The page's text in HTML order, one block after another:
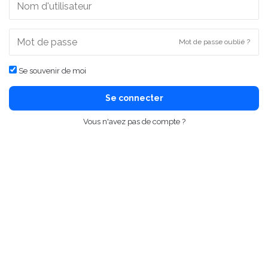
Mot de passe oublié ?
Se souvenir de moi
Se connecter
Vous n'avez pas de compte ?